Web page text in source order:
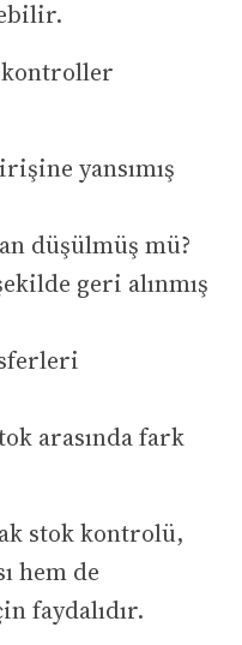
yansımış
düşülmüş mü?
geri alınmış
arasında fark
stok kontrolü,
hem de
faydalıdır.